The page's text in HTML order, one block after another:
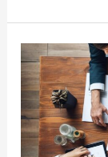
A
Ilusão
da
Rotina
Funcional: